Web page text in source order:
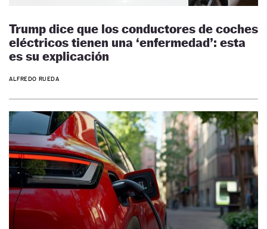
Trump dice que los conductores de coches
eléctricos tienen una ‘enfermedad’: esta
es su explicación
ALFREDO RUEDA